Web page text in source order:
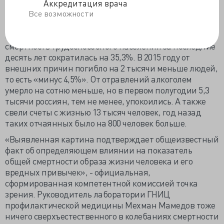
Аккредитация врача
Все возможности
смертью Минздрав не опорочили, показав падение
информации представителя Минздрава Салагая,
смертность трудоспособного населения за последние
десять лет сократилась на 35,3%. В 2015 году от
внешних причин погибло на 2 тысячи меньше людей,
то есть «минус 4,5%». От отравлений алкоголем
умерло на сотню меньше, но в первом полугодии 5,3
тысячи россиян, тем не менее, упокоились. А также
свели счеты с жизнью 13 тысяч человек, год назад
таких отчаянных было на 800 человек больше.
«Выявленная картина подтверждает общеизвестный
факт об определяющем влиянии на показатель
общей смертности образа жизни человека и его
вредных привычек», - официальная,
сформированная компетентной комиссией точка
зрения. Руководитель лаборатории ГНИЦ
профилактической медицины Мехман Мамедов тоже
ничего сверхъестественного в колебаниях смертности